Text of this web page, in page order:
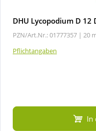
DHU Lycopodium D 12
PZN/Art.Nr.: 01777357 | 20
Pflichtangaben
In